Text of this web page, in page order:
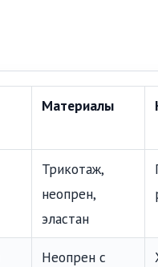
Материалы
Трикотаж,
неопрен,
эластан
Неопрен с